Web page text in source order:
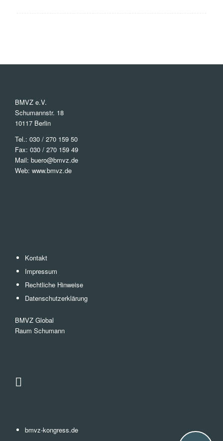
BMVZ e.V.
Schumannstr. 18
10117 Berlin
Tel.: 030 / 270 159 50
Fax: 030 / 270 159 49
Mail: buero@bmvz.de
Web: www.bmvz.de
Kontakt
Impressum
Rechtliche Hinweise
Datenschutzerklärung
BMVZ Global
Raum Schumann
bmvz-kongress.de